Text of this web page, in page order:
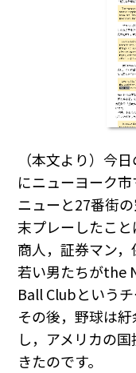
（本文より）今
にニューヨーク
ニューと27番街
末プレーしたこ
商人，証券マン
若い男たちがthe
Ball Clubというチ
その後，野球は
し，アメリカの
きたのです。